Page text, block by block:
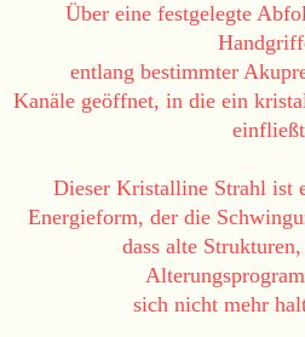
Über eine festgelegte
entlang bestimmter
Kanäle geöffnet, in die ein
Dieser Kristalline Strahl ist
Energieform, der die
dass alte
sich nicht mehr